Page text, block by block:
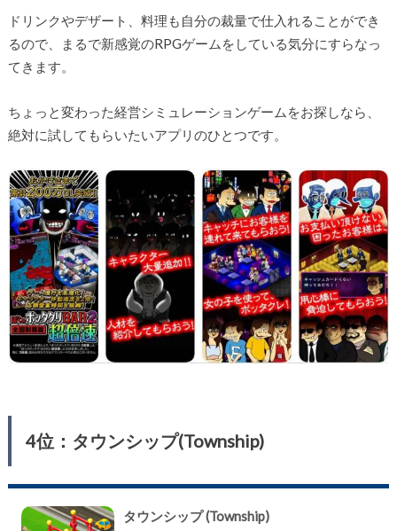
ドリンクやデザート、料理も自分の裁量で仕入れることができ
るので、まるで新感覚のRPGゲームをしている気分にすらなっ
てきます。
ちょっと変わった経営シミュレーションゲームをお探しなら、
絶対に試してもらいたいアプリのひとつです。
4位：タウンシップ(Township)
タウンシップ (Township)